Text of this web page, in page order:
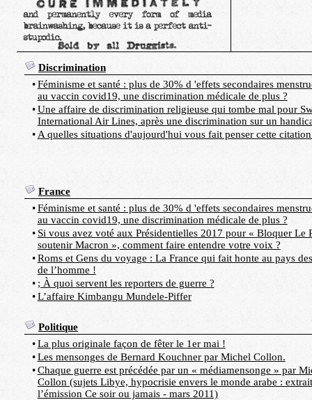
Discrimination
• Féminisme et santé : plus de 30% d 'effets secondaires
au vaccin covid19, une discrimination médicale de plus ?
• Une affaire de discrimination religieuse qui tombe mal pour
International Air Lines, après une discrimination sur un
• A quelles situations d'aujourd'hui vous fait penser cette
France
• Féminisme et santé : plus de 30% d 'effets secondaires
au vaccin covid19, une discrimination médicale de plus ?
• Si vous avez voté aux Présidentielles 2017 pour « Bloquer Le
soutenir Macron », comment faire entendre votre voix ?
• Roms et Gens du voyage : La France qui fait honte au pays
de l’homme !
• ; À quoi servent les reporters de guerre ?
• L’affaire Kimbangu Mundele-Piffer
Politique
• La plus originale façon de fêter le 1er mai !
• Les mensonges de Bernard Kouchner par Michel Collon.
• Chaque guerre est précédée par un « médiamensonge » par
Collon (sujets Libye, hypocrisie envers le monde arabe :
l’émission Ce soir ou jamais - mars 2011)